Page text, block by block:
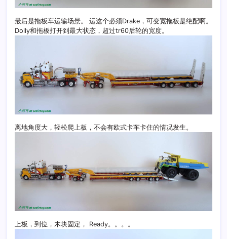
最后是拖板车运输场景。 运这个必须Drake，可变宽拖板是绝配啊。
Dolly和拖板打开到最大状态，超过tr60后轮的宽度。
离地角度大，轻松爬上板，不会有欧式卡车卡住的情况发生。
上板，到位，木块固定， Ready。。。。